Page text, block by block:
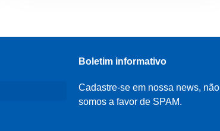
Boletim informativo
Cadastre-se em nossa news, não
somos a favor de SPAM.